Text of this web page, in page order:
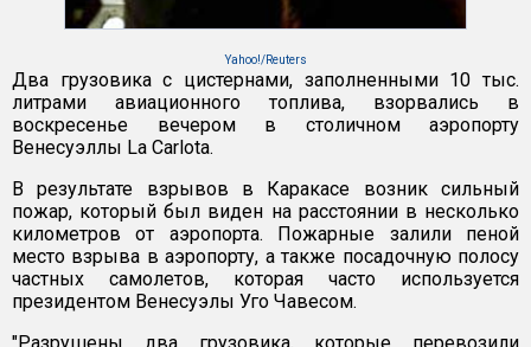
Yahoo!/Reuters
Два грузовика с цистернами, заполненными 10 тыс.
литрами авиационного топлива, взорвались в
воскресенье вечером в столичном аэропорту
Венесуэллы La Carlota.
В результате взрывов в Каракасе возник сильный
пожар, который был виден на расстоянии в несколько
километров от аэропорта. Пожарные залили пеной
место взрыва в аэропорту, а также посадочную полосу
частных самолетов, которая часто используется
президентом Венесуэлы Уго Чавесом.